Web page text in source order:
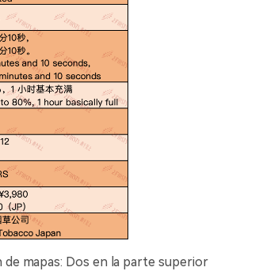
mapas: Dos en la parte superior